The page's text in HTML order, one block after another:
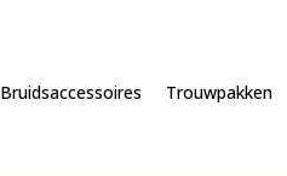
Bruidsaccessoires Trouwpakken